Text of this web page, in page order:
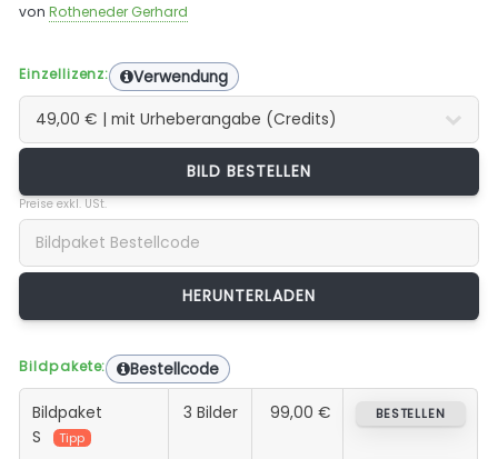
vonRotheneder Gerhard
Einzellizenz: Verwendung
BILD BESTELLEN
Preise exkl. USt.
Bildpakete: Bestellcode
Bildpaket
S
Tipp
3 Bilder 99,00 € BESTELLEN